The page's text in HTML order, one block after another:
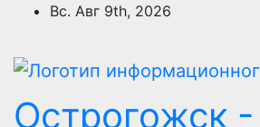
Перейти
содержимому
Вс. Авг 9th, 2026
Острогожск -